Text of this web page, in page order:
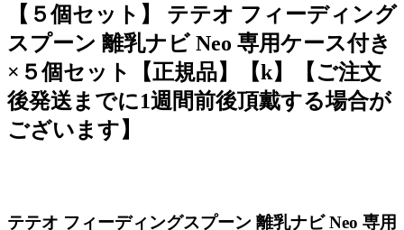
【５個セット】 テテオ フィーディング
スプーン 離乳ナビ Neo 専用ケース付き
×５個セット【正規品】【k】【ご注文
後発送までに1週間前後頂戴する場合が
ございます】
テテオ フィーディングスプーン 離乳ナビ Neo 専用